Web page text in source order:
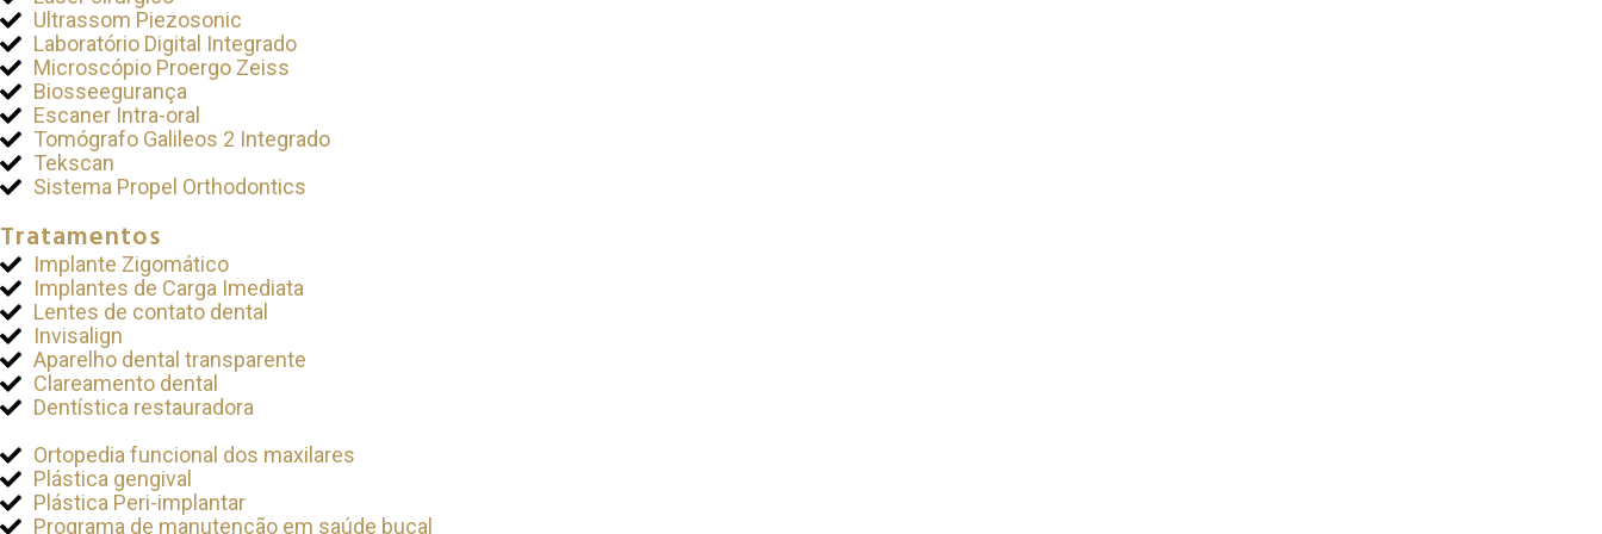
Ultrassom Piezosonic
Laboratório Digital Integrado
Microscópio Proergo Zeiss
Biosseegurança
Escaner Intra-oral
Tomógrafo Galileos 2 Integrado
Tekscan
Sistema Propel Orthodontics
Tratamentos
Implante Zigomático
Implantes de Carga Imediata
Lentes de contato dental
Invisalign
Aparelho dental transparente
Clareamento dental
Dentística restauradora
Ortopedia funcional dos maxilares
Plástica gengival
Plástica Peri-implantar
Programa de manutenção em saúde bucal